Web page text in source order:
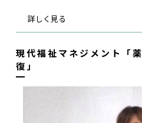
詳しく見る
現代福祉マネジメント「
復」